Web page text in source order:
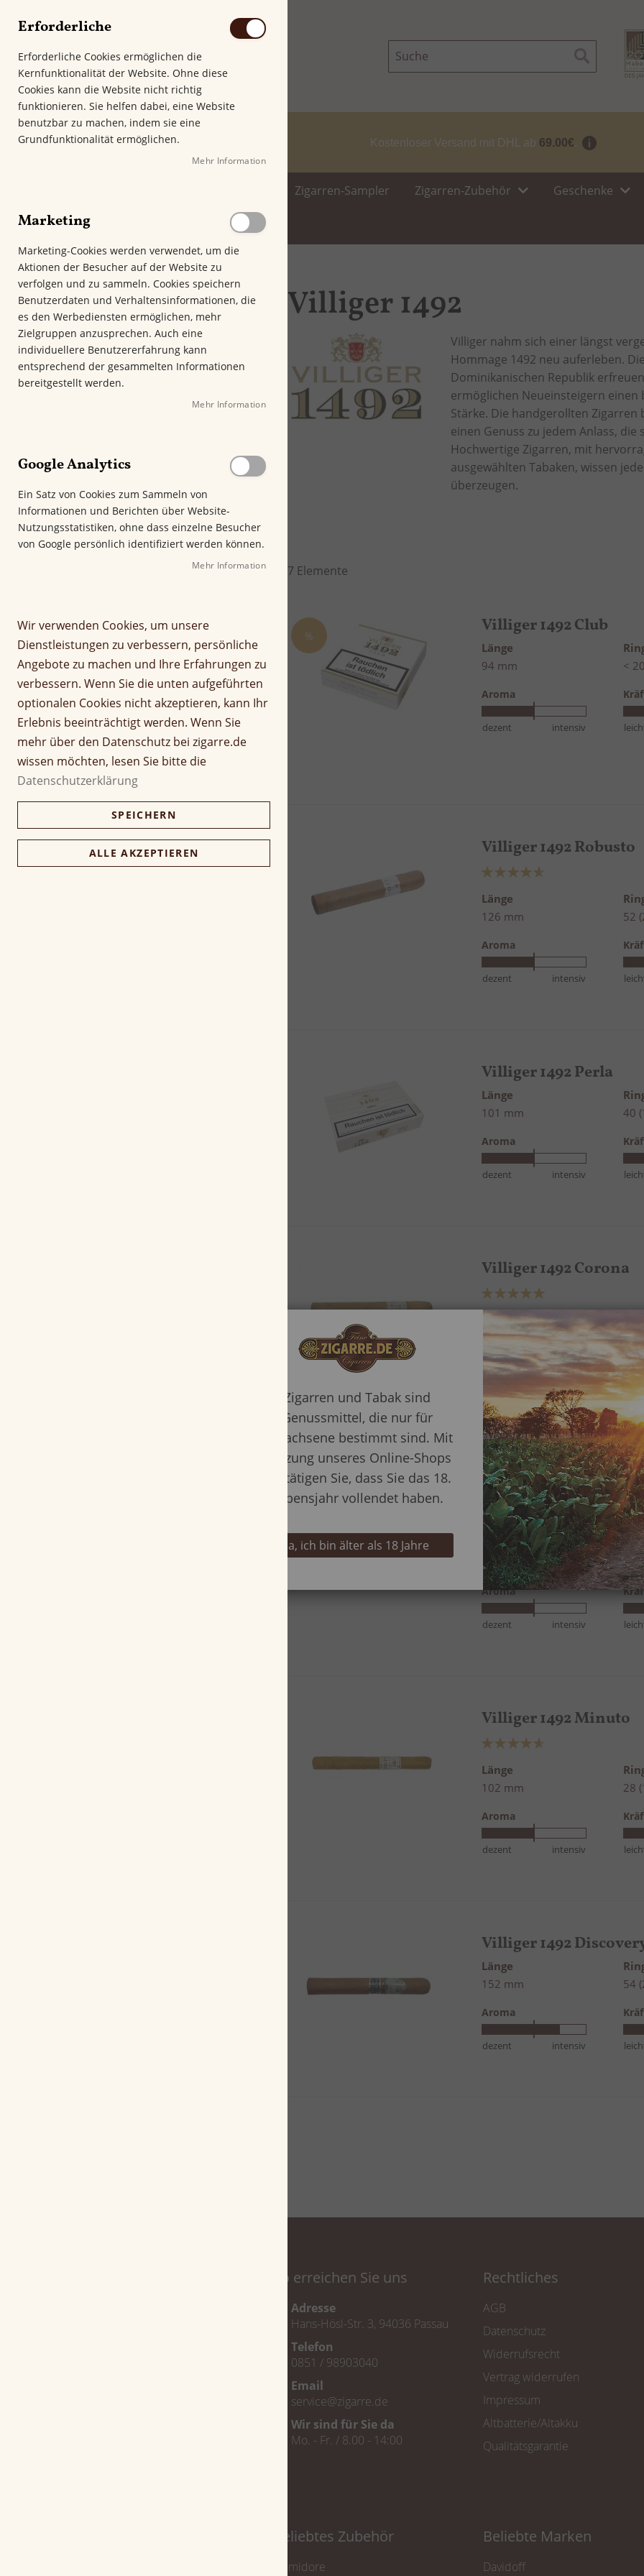
Suche
Kostenloser Versand mit DHL ab 69.00€.
Zigarren-Sampler Zigarren-Zubehör Geschenke
Spirituosenwelt
Startseite Villiger Zigarren Villiger 1492
Villiger 1492
Villiger nahm sich einer längst
Hommage 1492 neu auferleben.
Dominikanischen Republik
ermöglichen Neueinsteigern einen
Stärke. Die handgerollten
einen Genuss zu jedem Anlass,
Hochwertige Zigarren, mit
ausgewählten Tabaken, wissen
überzeugen.
Genussfilter
Aroma
Herkunftsland
Format
Kräftigkeit
Rauchdauer in Minuten
Rauchertyp
7 Elemente
% Villiger 1492 Club
Länge
94 mm
<
Aroma
dezent intensiv
Villiger 1492 Robusto
Bewertung:
Länge
126 mm
52
Aroma
dezent intensiv
Villiger 1492 Perla
Länge
101 mm
40
Aroma
dezent intensiv
Villiger 1492 Corona
Bewertung:
Länge
136 mm
43
Aroma
dezent intensiv
Villiger 1492 Short
Bewertung:
93%
Länge
135 mm
53
Aroma
dezent intensiv
Villiger 1492 Minuto
Bewertung:
Länge
102 mm
28
Aroma
dezent intensiv
Villiger 1492
Länge
152 mm
54
Aroma
dezent intensiv
So erreichen Sie uns
Adresse
Hans-Hösl-Str. 3, 94036 Passau
Telefon
0851 / 98903040
Email
service@zigarre.de
Wir sind für Sie da
Mo. - Fr. / 8.00 - 14:00
Rechtliches
AGB
Datenschutz
Widerrufsrecht
Vertrag widerrufen
Impressum
Altbatterie/Altakku
Qualitätsgarantie
Beliebtes Zubehör
Humidore
Beliebte Marken
Davidoff
Erforderliche
Erforderliche Cookies ermöglichen die
Kernfunktionalität der Website. Ohne diese
Cookies kann die Website nicht richtig
funktionieren. Sie helfen dabei, eine Website
benutzbar zu machen, indem sie eine
Grundfunktionalität ermöglichen.
Mehr Information
Marketing
Marketing-Cookies werden verwendet, um die
Aktionen der Besucher auf der Website zu
verfolgen und zu sammeln. Cookies speichern
Benutzerdaten und Verhaltensinformationen, die
es den Werbediensten ermöglichen, mehr
Zielgruppen anzusprechen. Auch eine
individuellere Benutzererfahrung kann
entsprechend der gesammelten Informationen
bereitgestellt werden.
Mehr Information
Google Analytics
Ein Satz von Cookies zum Sammeln von
Informationen und Berichten über Website-
Nutzungsstatistiken, ohne dass einzelne Besucher
von Google persönlich identifiziert werden können.
Mehr Information
Wir verwenden Cookies, um unsere
Dienstleistungen zu verbessern, persönliche
Angebote zu machen und Ihre Erfahrungen zu
verbessern. Wenn Sie die unten aufgeführten
optionalen Cookies nicht akzeptieren, kann Ihr
Erlebnis beeinträchtigt werden. Wenn Sie
mehr über den Datenschutz bei zigarre.de
wissen möchten, lesen Sie bitte die
Datenschutzerklärung
SPEICHERN
ALLE AKZEPTIEREN
Zigarren und Tabak sind
Genussmittel, die nur für
Erwachsene bestimmt sind. Mit
Nutzung unseres Online-Shops
bestätigen Sie, dass Sie das 18.
Lebensjahr vollendet haben.
Ja, ich bin älter als 18 Jahre